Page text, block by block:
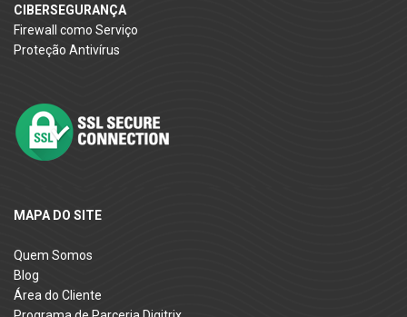
CIBERSEGURANÇA
Firewall como Serviço
Proteção Antivírus
MAPA DO SITE
Quem Somos
Blog
Área do Cliente